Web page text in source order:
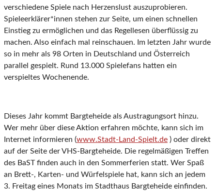
verschiedene Spiele nach Herzenslust auszuprobieren.
Spieleerklärer*innen stehen zur Seite, um einen schnellen
Einstieg zu ermöglichen und das Regellesen überflüssig zu
machen. Also einfach mal reinschauen. Im letzten Jahr wurde
so in mehr als 98 Orten in Deutschland und Österreich
parallel gespielt. Rund 13.000 Spielefans hatten ein
verspieltes Wochenende.
Dieses Jahr kommt Bargteheide als Austragungsort hinzu.
Wer mehr über diese Aktion erfahren möchte, kann sich im
Internet informieren (www.Stadt-Land-Spielt.de ) oder direkt
auf der Seite der VHS-Bargteheide. Die regelmäßigen Treffen
des BaST finden auch in den Sommerferien statt. Wer Spaß
an Brett-, Karten- und Würfelspiele hat, kann sich an jedem
3. Freitag eines Monats im Stadthaus Bargteheide einfinden.